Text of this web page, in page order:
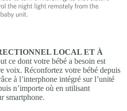
LOCAL ET À
ce dont votre bébé a besoin est
voix. Réconfortez votre bébé depuis
à l’interphone intégré sur l’unité
n’importe où en utilisant
smartphone.